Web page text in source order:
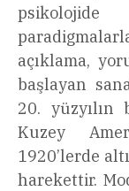
açıklama,
başlayan
20. yüzyılın
Kuzey
1920’lerde
harekettir.